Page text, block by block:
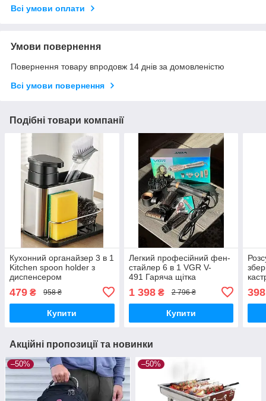
Всі умови оплати
Умови повернення
Повернення товару впродовж 14 днів за домовленістю
Всі умови повернення
Подібні товари компанії
Кухонний органайзер 3 в 1
Kitchen spoon holder з
диспенсером
479 ₴ 958 ₴
Купити
Легкий професійний фен-
стайлер 6 в 1 VGR V-
491 Гаряча щітка
для сушіння укладання
типів волосся з різними
насадками
1 398₴ 2 796 ₴
Купити
398
Акційні пропозиції та новинки
–50% –50%